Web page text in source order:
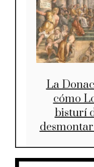
La
cómo
bisturí